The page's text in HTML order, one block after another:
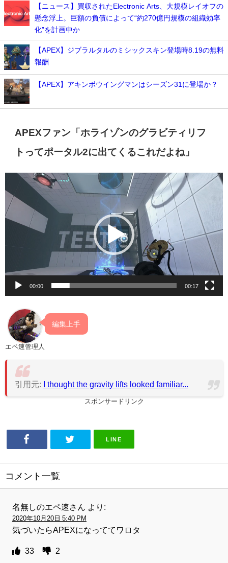
【ニュース】買収されたElectronic Arts、大規模レイオフの
懸念浮上。巨額の負債によって“約270億円規模の組織効率
化”を計画中か
【APEX】ジブラルタルのミシックスキン登場時8.19の無料
報酬
【APEX】アキンボウイングマンはシーズン31に登場か？
APEXファン「ホライゾンのグラビティリフ
トってポータル2に出てくるこれだよね」
画
プ
レ
00:00 00:17
エペ速管理人
編集上手
引用元: I thought the gravity lifts looked familiar...
スポンサードリンク
LINE
コメント一覧
名無しのエペ速さん より:
2020年10月20日 5:40 PM
気づいたらAPEXになっててワロタ
33 2